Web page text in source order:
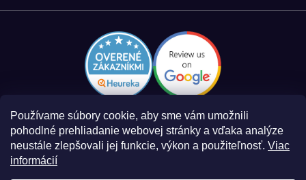
Používame súbory cookie, aby sme vám umožnili
pohodlné prehliadanie webovej stránky a vďaka analýze
neustále zlepšovali jej funkcie, výkon a použiteľnosť. Viac
informáciíZásady spracovania osobných údajov